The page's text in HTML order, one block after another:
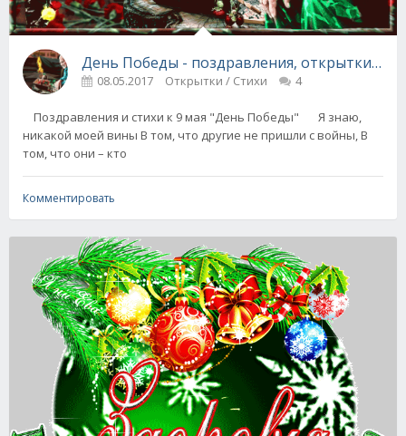
День Победы - поздравления, открытки,
08.05.2017 Открытки / Стихи 4
Поздравления и стихи к 9 мая "День Победы" Я знаю,
никакой моей вины В том, что другие не пришли с войны, В
том, что они – кто
Комментировать